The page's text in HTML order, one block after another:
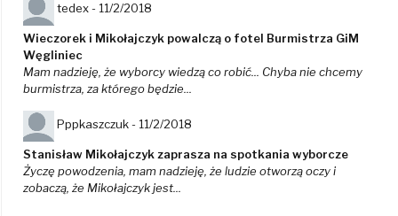
tedex - 11/2/2018
Wieczorek i Mikołajczyk powalczą o fotel Burmistrza GiM
Węgliniec
Mam nadzieję, że wyborcy wiedzą co robić... Chyba nie chcemy
burmistrza, za którego będzie...
Pppkaszczuk - 11/2/2018
Stanisław Mikołajczyk zaprasza na spotkania wyborcze
Życzę powodzenia, mam nadzieję, że ludzie otworzą oczy i
zobaczą, że Mikołajczyk jest...